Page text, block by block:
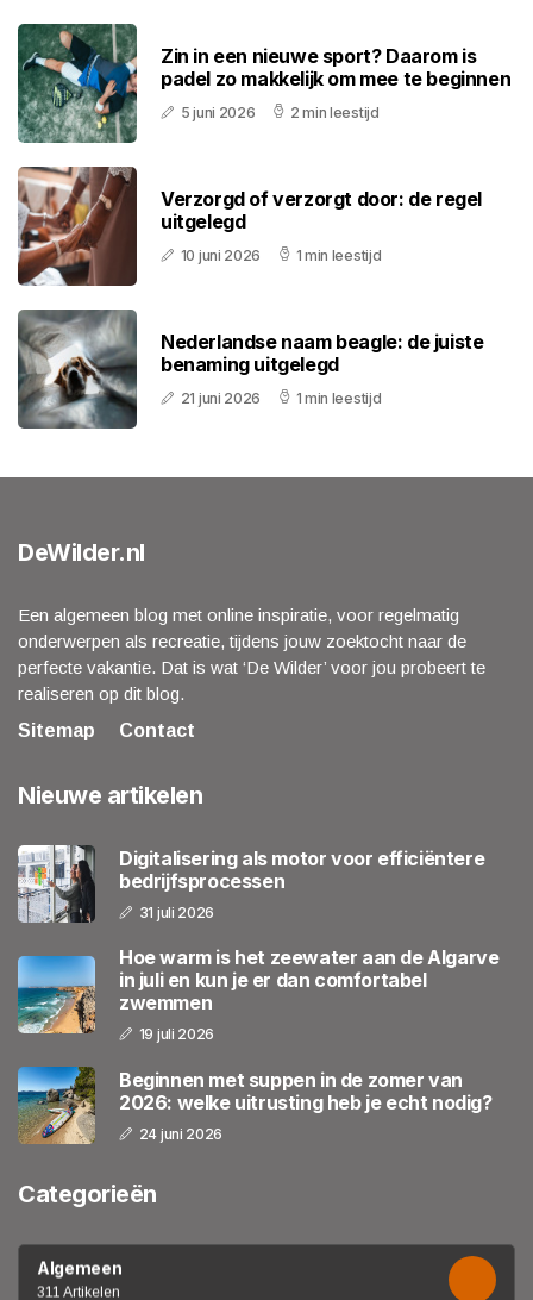
Zin in een nieuwe sport? Daarom is
padel zo makkelijk om mee te beginnen
5 juni 2026 2 min leestijd
Verzorgd of verzorgt door: de regel
uitgelegd
10 juni 2026 1 min leestijd
Nederlandse naam beagle: de juiste
benaming uitgelegd
21 juni 2026 1 min leestijd
DeWilder.nl
Een algemeen blog met online inspiratie, voor regelmatig
onderwerpen als recreatie, tijdens jouw zoektocht naar de
perfecte vakantie. Dat is wat ‘De Wilder’ voor jou probeert te
realiseren op dit blog.
Sitemap
Contact
Nieuwe artikelen
Digitalisering als motor voor efficiëntere
bedrijfsprocessen
31 juli 2026
Hoe warm is het zeewater aan de Algarve
in juli en kun je er dan comfortabel
zwemmen
19 juli 2026
Beginnen met suppen in de zomer van
2026: welke uitrusting heb je echt nodig?
24 juni 2026
Categorieën
Algemeen
311 Artikelen